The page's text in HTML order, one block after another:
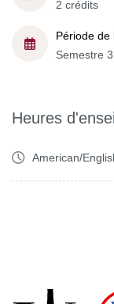
2 crédits
Période de
Semestre 3
Heures
American/